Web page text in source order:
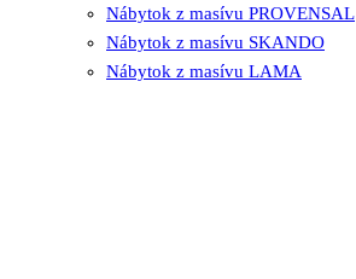
Nábytok z masívu PROVENSAL
Nábytok z masívu SKANDO
Nábytok z masívu LAMA